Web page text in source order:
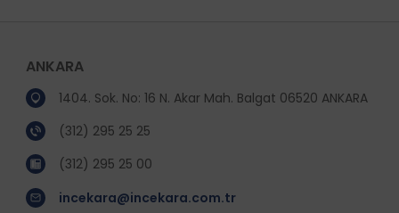
ANKARA
1404. Sok. No: 16 N. Akar Mah. Balgat 06520 ANKARA
(312) 295 25 25
(312) 295 25 00
incekara@incekara.com.tr